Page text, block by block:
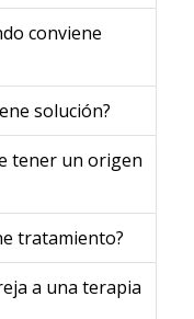
conviene
solución?
tener un origen
tratamiento?
a una terapia